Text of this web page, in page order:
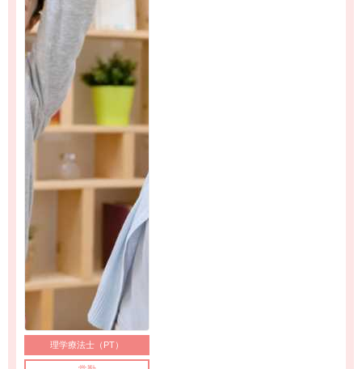
理学療法士（PT）